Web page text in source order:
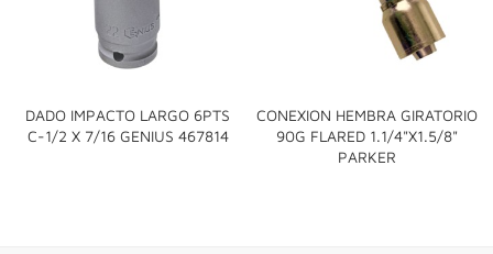
DADO IMPACTO LARGO 6PTS
C-1/2 X 7/16 GENIUS 467814
CONEXION HEMBRA GIRATORIO
90G FLARED 1.1/4"x1.5/8"
PARKER